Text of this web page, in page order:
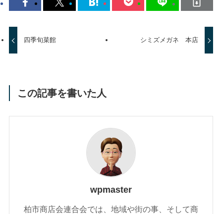
四季旬菜館 シミズメガネ 本店
この記事を書いた人
wpmaster
柏市商店会連合会では、地域や街の事、そして商